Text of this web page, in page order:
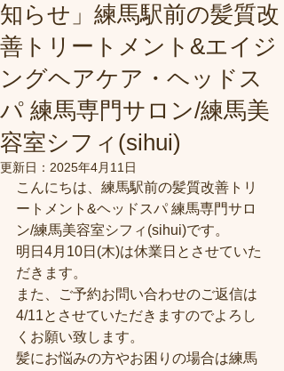
知らせ」練馬駅前の髪質改
善トリートメント&エイジ
ングヘアケア・ヘッドス
パ 練馬専門サロン/練馬美
容室シフィ(sihui)
更新日： 2025年4月11日
こんにちは、練馬駅前の髪質改善トリ
ートメント&ヘッドスパ 練馬専門サロ
ン/練馬美容室シフィ(sihui)です。
明日4月10日(木)は休業日とさせていた
だきます。
また、ご予約お問い合わせのご返信は
4/11とさせていただきますのでよろし
くお願い致します。
髪にお悩みの方やお困りの場合は練馬